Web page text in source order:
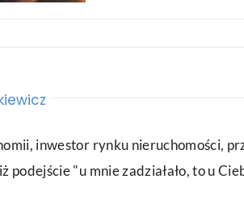
inwestor rynku nieruchomości,
podejście "u mnie zadziałało, to u